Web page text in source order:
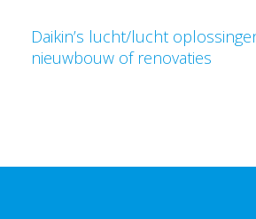
Daikin’s lucht/lucht
nieuwbouw of renovaties